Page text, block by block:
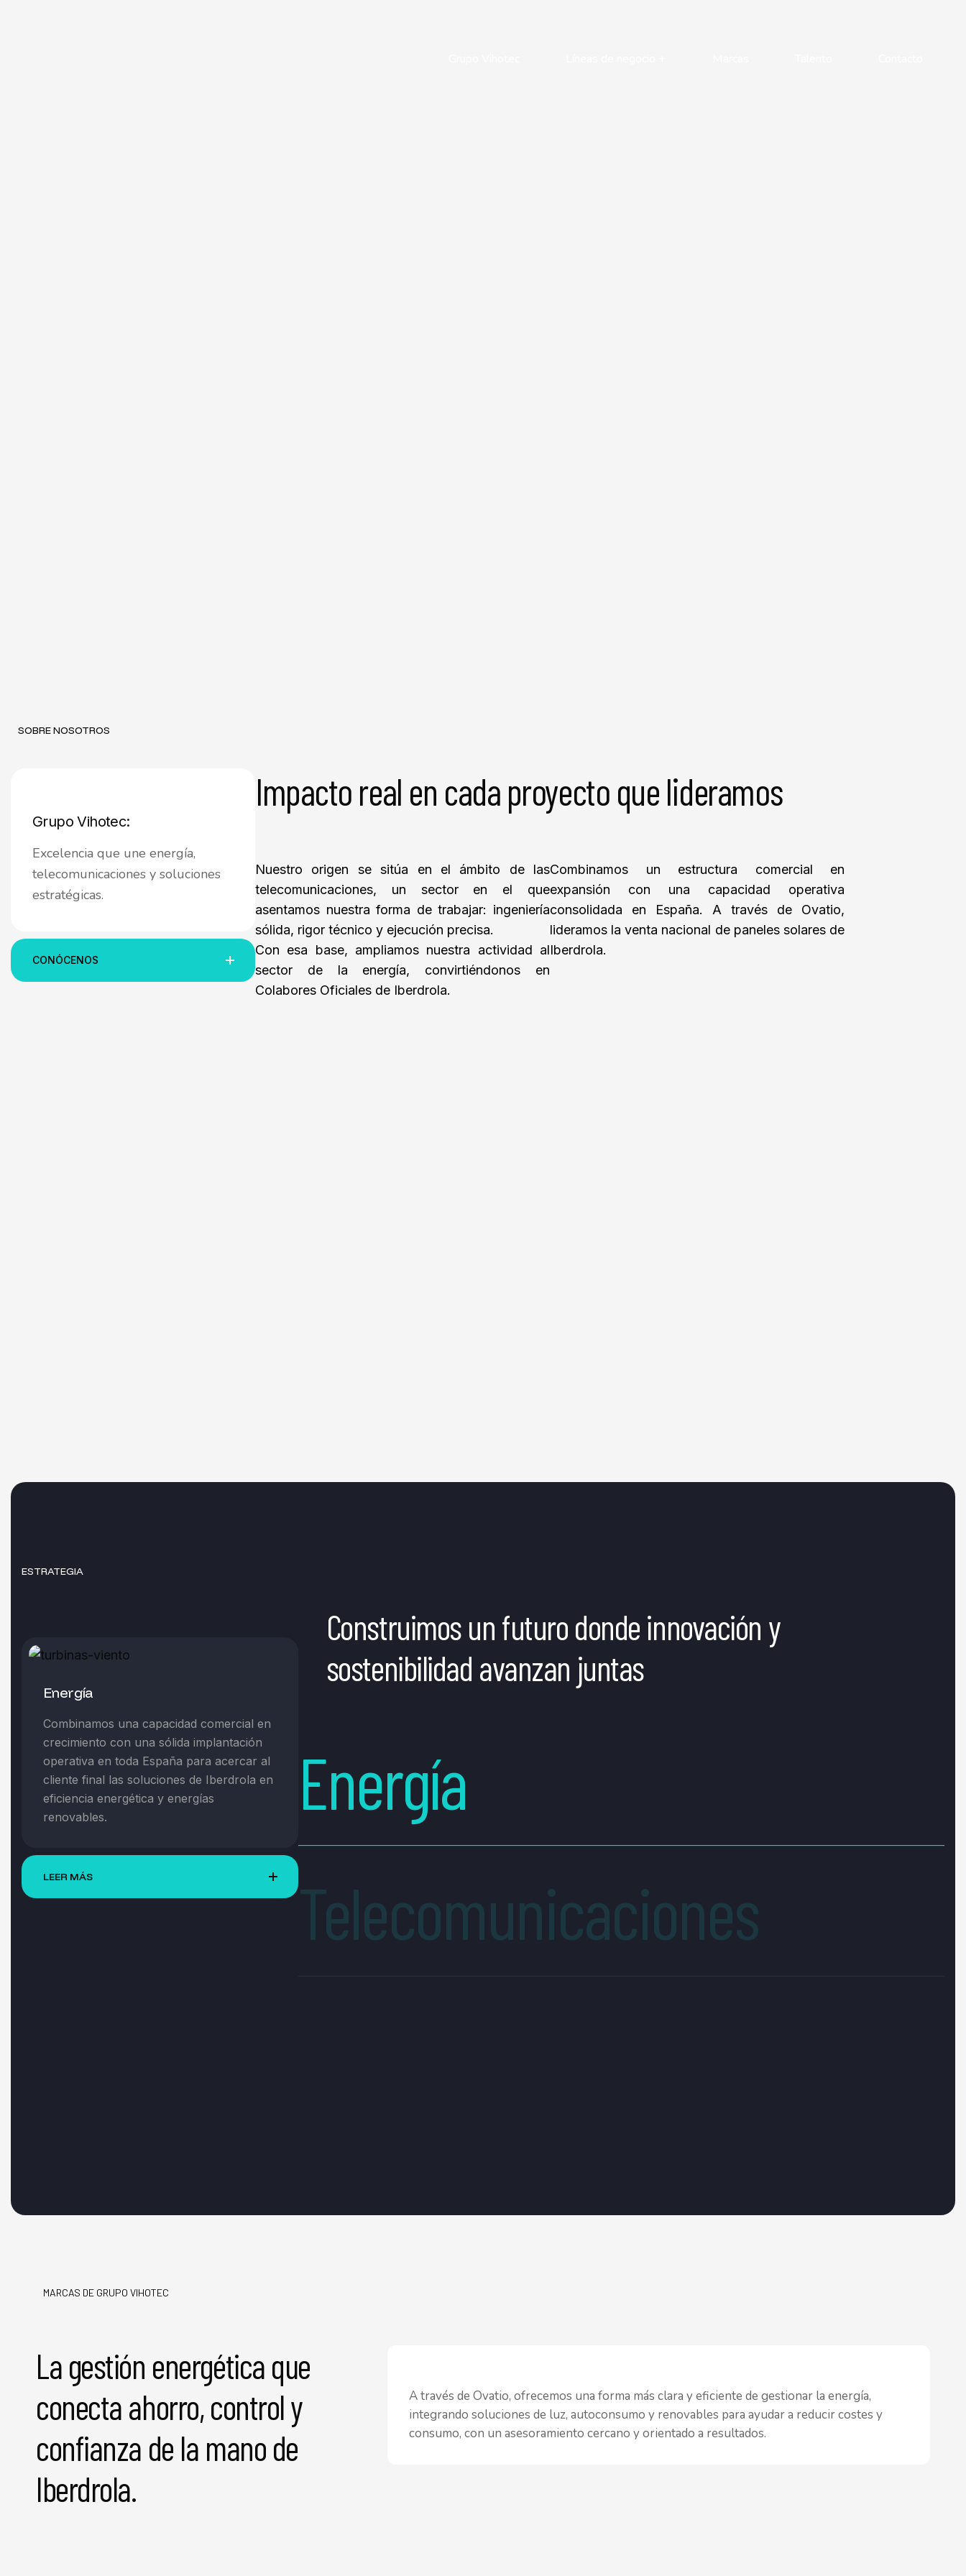
SOBRE NOSOTROS
Grupo Vihotec:
Excelencia que une energía,
telecomunicaciones y soluciones
estratégicas.
CONÓCENOS
Impacto real en cada proyecto que lideramos
Nuestro origen se sitúa en el ámbito de las
telecomunicaciones, un sector en el que
asentamos nuestra forma de trabajar: ingeniería
sólida, rigor técnico y ejecución precisa.
Con esa base, ampliamos nuestra actividad al
sector de la energía, convirtiéndonos en
Colabores Oficiales de Iberdrola.
Combinamos un estructura comercial en
expansión con una capacidad operativa
consolidada en España. A través de Ovatio,
lideramos la venta nacional de paneles solares de
Iberdrola.
ESTRATEGIA
Construimos un futuro donde innovación y
sostenibilidad avanzan juntas
Energía
Combinamos una capacidad comercial en
crecimiento con una sólida implantación
operativa en toda España para acercar al
cliente final las soluciones de Iberdrola en
eficiencia energética y energías
renovables.
READ MORE
Telecomunicaciones
Diseñamos y desplegamos
infraestructuras de telecomunicaciones
Energía
Telecomunicaciones
MARCAS DE GRUPO VIHOTEC
La gestión energética que
conecta ahorro, control y
confianza de la mano de
Iberdrola.
A través de Ovatio, ofrecemos una forma más clara y eficiente de gestionar la energía,
integrando soluciones de luz, autoconsumo y renovables para ayudar a reducir costes y
consumo, con un asesoramiento cercano y orientado a resultados.